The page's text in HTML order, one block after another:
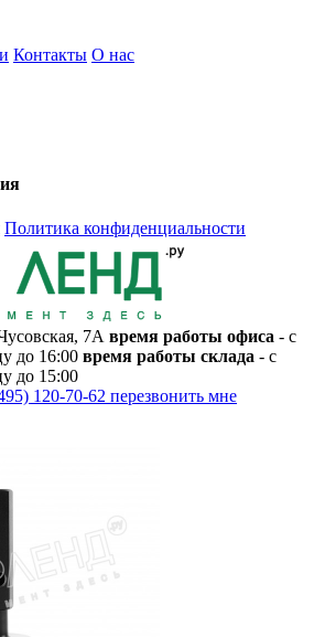
Контакты О нас
Политика конфиденциальности
7А время работы офиса - с
до 16:00 время работы склада - с
до 15:00
120-70-62 перезвонить мне